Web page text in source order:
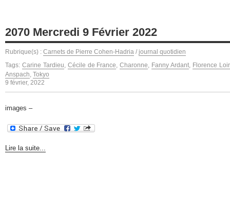
2070 Mercredi 9 Février 2022
Rubrique(s) : Carnets de Pierre Cohen-Hadria / journal quotidien
Tags: Carine Tardieu Cécile de France ,Charonne Fanny Ardant Florence
Anspach Tokyo
9 février, 2022
images –
Lire la suite...